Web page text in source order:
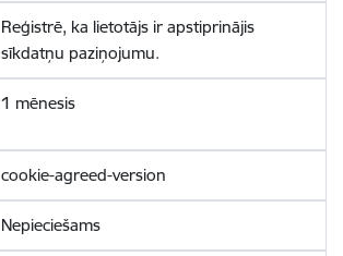
Reģistrē, ka lietotājs ir apstiprinājis
sīkdatņu paziņojumu.
1 mēnesis
cookie-agreed-version
Nepieciešams